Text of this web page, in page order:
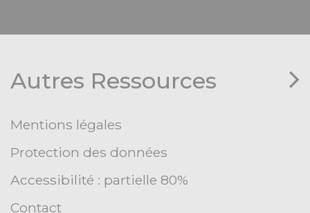
Autres Ressources
Mentions légales
Protection des données
Accessibilité : partielle 80%
Contact